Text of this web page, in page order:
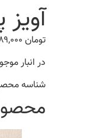
تومان
در انبار
شناسه